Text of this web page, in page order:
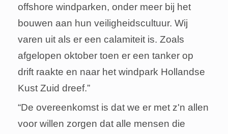
offshore windparken, onder meer bij het
bouwen aan hun veiligheidscultuur. Wij
varen uit als er een calamiteit is. Zoals
afgelopen oktober toen er een tanker op
drift raakte en naar het windpark Hollandse
Kust Zuid dreef.”
“De overeenkomst is dat we er met z'n allen
voor willen zorgen dat alle mensen die